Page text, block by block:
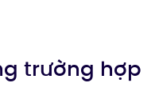
trường hợp